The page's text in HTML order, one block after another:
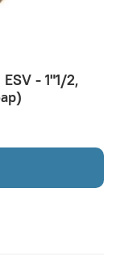
- 1"1/2,